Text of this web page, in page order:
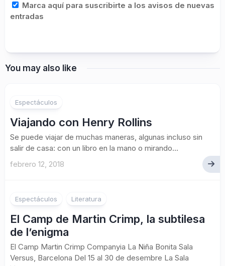
Marca aquí para suscribirte a los avisos de nuevas
entradas
You may also like
Espectáculos
Viajando con Henry Rollins
Se puede viajar de muchas maneras, algunas incluso sin
salir de casa: con un libro en la mano o mirando...
febrero 12, 2018
Espectáculos Literatura
El Camp de Martin Crimp, la subtilesa
de l’enigma
El Camp Martin Crimp Companyia La Niña Bonita Sala
Versus, Barcelona Del 15 al 30 de desembre La Sala